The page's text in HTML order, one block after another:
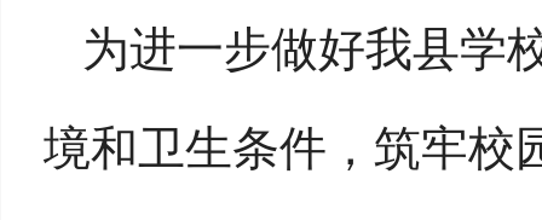
为进一步做好我县学
境和卫生条件，筑牢校